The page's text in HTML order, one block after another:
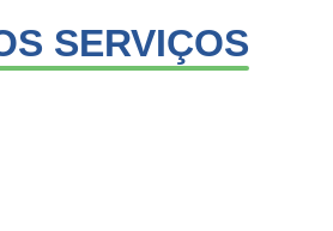
SERVIÇOS